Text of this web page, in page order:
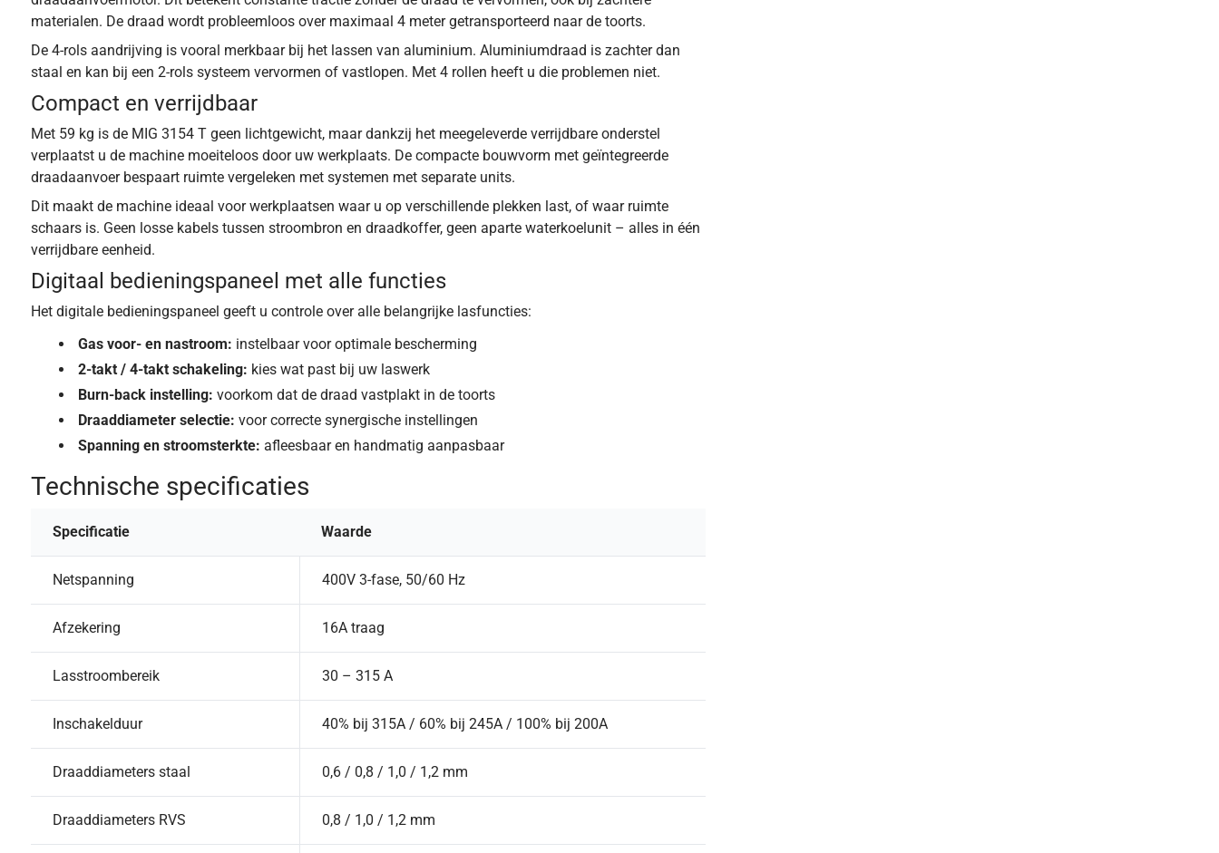
materialen. De draad wordt probleemloos over maximaal 4 meter getransporteerd naar de toorts.
De 4-rols aandrijving is vooral merkbaar bij het lassen van aluminium. Aluminiumdraad is zachter dan
staal en kan bij een 2-rols systeem vervormen of vastlopen. Met 4 rollen heeft u die problemen niet.
Compact en verrijdbaar
Met 59 kg is de MIG 3154 T geen lichtgewicht, maar dankzij het meegeleverde verrijdbare onderstel
verplaatst u de machine moeiteloos door uw werkplaats. De compacte bouwvorm met geïntegreerde
draadaanvoer bespaart ruimte vergeleken met systemen met separate units.
Dit maakt de machine ideaal voor werkplaatsen waar u op verschillende plekken last, of waar ruimte
schaars is. Geen losse kabels tussen stroombron en draadkoffer, geen aparte waterkoelunit – alles in één
verrijdbare eenheid.
Digitaal bedieningspaneel met alle functies
Het digitale bedieningspaneel geeft u controle over alle belangrijke lasfuncties:
Gas voor- en nastroom: instelbaar voor optimale bescherming
2-takt / 4-takt schakeling: kies wat past bij uw laswerk
Burn-back instelling: voorkom dat de draad vastplakt in de toorts
Draaddiameter selectie: voor correcte synergische instellingen
Spanning en stroomsterkte: afleesbaar en handmatig aanpasbaar
Technische specificaties
Specificatie Waarde
Netspanning 400V 3-fase, 50/60 Hz
Afzekering 16A traag
Lasstroombereik 30 – 315 A
Inschakelduur 40% bij 315A / 60% bij 245A / 100% bij 200A
Draaddiameters staal 0,6 / 0,8 / 1,0 / 1,2 mm
Draaddiameters RVS 0,8 / 1,0 / 1,2 mm